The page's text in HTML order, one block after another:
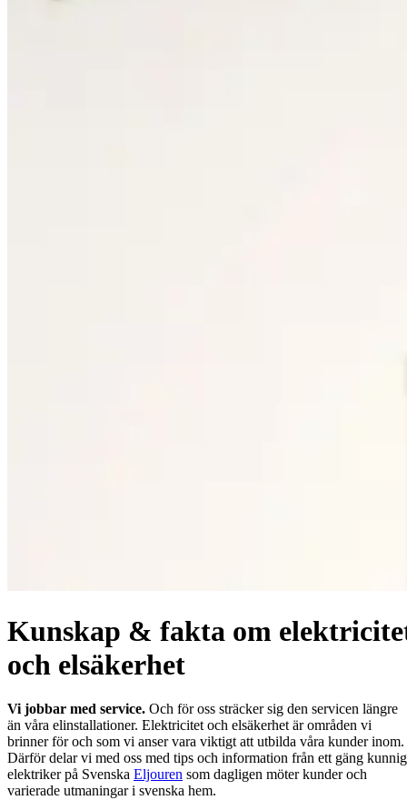
Kunskap & fakta om
och elsäkerhet
Vi jobbar med service. Och för oss sträcker sig den servicen längre
än våra elinstallationer. Elektricitet och elsäkerhet är områden vi
brinner för och som vi anser vara viktigt att utbilda våra kunder inom.
Därför delar vi med oss med tips och information från ett gäng
elektriker på Svenska Eljouren som dagligen möter kunder och
varierade utmaningar i svenska hem.